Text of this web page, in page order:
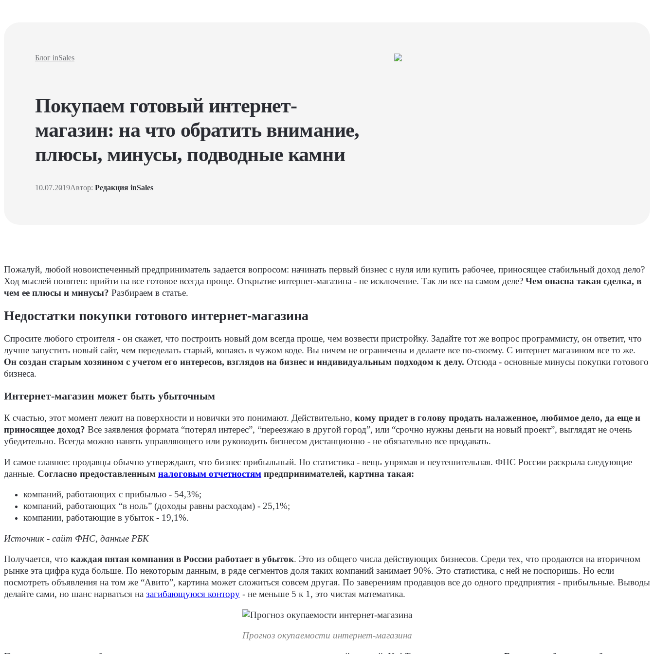
Блог inSales
Покупаем готовый интернет-
магазин: на что обратить внимание,
плюсы, минусы, подводные камни
10.07.2019Автор: Редакция inSales
Пожалуй, любой новоиспеченный предприниматель задается вопросом: начинать первый бизнес с нуля или купить рабочее, приносящее стабильный доход дело?
Ход мыслей понятен: прийти на все готовое всегда проще. Открытие интернет-магазина - не исключение. Так ли все на самом деле? Чем опасна такая сделка, в
чем ее плюсы и минусы? Разбираем в статье.
Недостатки покупки готового интернет-магазина
Спросите любого строителя - он скажет, что построить новый дом всегда проще, чем возвести пристройку. Задайте тот же вопрос программисту, он ответит, что
лучше запустить новый сайт, чем переделать старый, копаясь в чужом коде. Вы ничем не ограничены и делаете все по-своему. С интернет магазином все то же.
Он создан старым хозяином с учетом его интересов, взглядов на бизнес и индивидуальным подходом к делу. Отсюда - основные минусы покупки готового
бизнеса.
Интернет-магазин может быть убыточным
К счастью, этот момент лежит на поверхности и новички это понимают. Действительно, кому придет в голову продать налаженное, любимое дело, да еще и
приносящее доход? Все заявления формата “потерял интерес”, “переезжаю в другой город”, или “срочно нужны деньги на новый проект”, выглядят не очень
убедительно. Всегда можно нанять управляющего или руководить бизнесом дистанционно - не обязательно все продавать.
И самое главное: продавцы обычно утверждают, что бизнес прибыльный. Но статистика - вещь упрямая и неутешительная. ФНС России раскрыла следующие
данные. Согласно предоставленным налоговым отчетностям предпринимателей, картина такая:
компаний, работающих с прибылью - 54,3%;
компаний, работающих “в ноль” (доходы равны расходам) - 25,1%;
компании, работающие в убыток - 19,1%.
Источник - сайт ФНС, данные РБК
Получается, что каждая пятая компания в России работает в убыток. Это из общего числа действующих бизнесов. Среди тех, что продаются на вторичном
рынке эта цифра куда больше. По некоторым данным, в ряде сегментов доля таких компаний занимает 90%. Это статистика, с ней не поспоришь. Но если
посмотреть объявления на том же “Авито”, картина может сложиться совсем другая. По заверениям продавцов все до одного предприятия - прибыльные. Выводы
делайте сами, но шанс нарваться на загибающуюся контору - не меньше 5 к 1, это чистая математика.
Прогноз окупаемости интернет-магазина